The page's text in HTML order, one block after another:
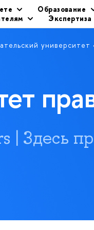
Образование
Экспертиза
| Здесь